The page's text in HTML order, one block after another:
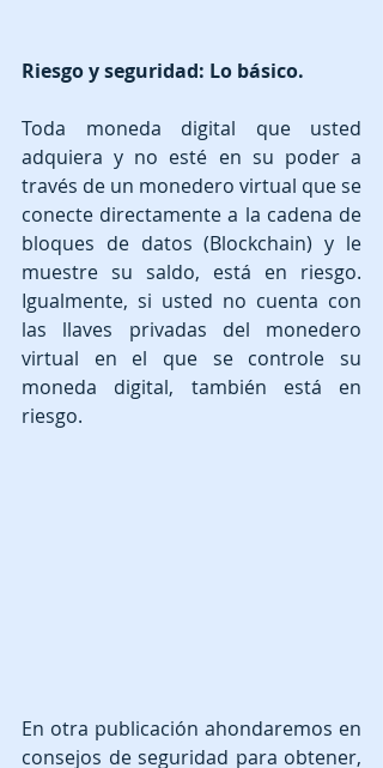
Riesgo y seguridad: Lo básico.
Toda moneda digital que usted
adquiera y no esté en su poder a
través de un monedero virtual que se
conecte directamente a la cadena de
bloques de datos (Blockchain) y le
muestre su saldo, está en riesgo.
Igualmente, si usted no cuenta con
las llaves privadas del monedero
virtual en el que se controle su
moneda digital, también está en
riesgo.
En otra publicación ahondaremos en
consejos de seguridad para obtener,